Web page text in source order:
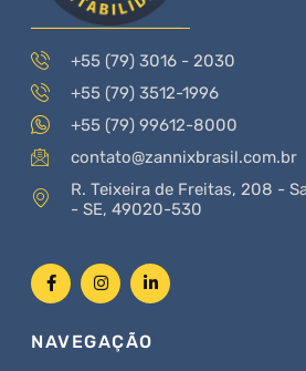
+55 (79) 3016 - 2030
+55 (79) 3512-1996
+55 (79) 99612-8000
contato@zannixbrasil.com.br
R. Teixeira de Freitas, 208 -
- SE, 49020-530
NAVEGAÇÃO